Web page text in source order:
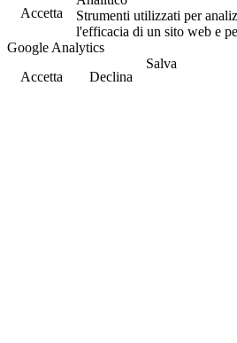
Accetta
Strumenti utilizzati per
l'efficacia di un sito web e
Google Analytics
Accetta
Declina
Salva